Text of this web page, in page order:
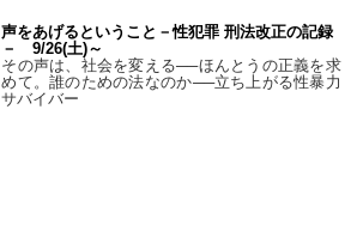
声をあげるということ－性犯罪 刑法改正の記録
－ 9/26(土)～
その声は、社会を変える──ほんとうの正義を求
めて。誰のための法なのか──立ち上がる性暴力
サバイバー